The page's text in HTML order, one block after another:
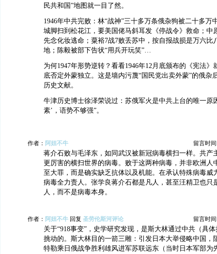
民共和国”地图就一目了然。
1946年中共完败：林“战神”三十多万条俄杂狗被二十多万
城脚扫到松花江，要美国佬马斜耳发《停战令》救命；中
先念化妆逃命；粟裕7战7败丢苏中，按自报战损是万六比
地；陈毅被部下告状“用兵开玩笑”…
为何1947年形势逆转？看看1946年12月底颁布的《宪法》
底否定外蒙独立。这是墙内污蔑“国民党出卖外蒙”的俄杂
历史文献。
牛津历史博士徐泽荣说过：苏俄军火是中共上台的唯一原
素’，语势不够强”。
作者： 阿妞不牛 留言时间
蒋介石败与毛泽东，如同武汉被新冠病毒横扫一样。共产
更厉害的横扫世界的病毒。败于这两种病毒，并非欧洲人
至大罪，而是确实缺乏抗体以及机能。在承认特殊病毒威
病毒全力责人。张学良蒋介石都是凡人，甚至汪精卫也只
人，而不是病毒本身。
作者： 阿妞不牛 回复 圣劳伦斯河评论 留言时间
关于“918事变”，史学研究发现，是斯大林通过中共（具
挑动的。斯大林目的一箭三雕：引发日本大举侵略中国，
特勒乘日俄战争胜利雄风进军苏联远东（当时日本军部为